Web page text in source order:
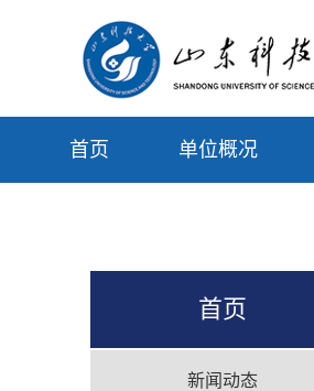
首页 单位概况
首页
新闻动态